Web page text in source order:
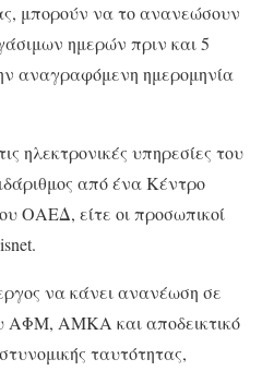
μπορούν να το ανανεώσουν
ημερών πριν και 5
αναγραφόμενη ημερομηνία
ηλεκτρονικές υπηρεσίες του
από ένα Κέντρο
ΟΑΕΔ, είτε οι προσωπικοί
να κάνει ανανέωση σε
ΑΦΜ, ΑΜΚΑ και αποδεικτικό
ταυτότητας,